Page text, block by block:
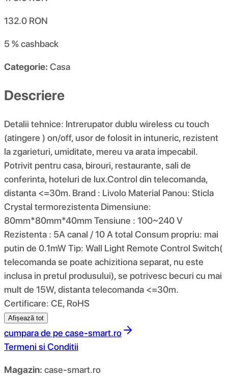
132.0 RON
5 %cashback
Categorie: Casa
Descriere
Detalii tehnice: Intrerupator dublu wireless cu touch
(atingere ) on/off, usor de folosit in intuneric, rezistent
la zgarieturi, umiditate, mereu va arata impecabil.
Potrivit pentru casa, birouri, restaurante, sali de
conferinta, hoteluri de lux.Control din telecomanda,
distanta <=30m. Brand : Livolo Material Panou: Sticla
Crystal termorezistenta Dimensiune:
80mm*80mm*40mm Tensiune : 100~240 V
Rezistenta : 5A canal / 10 A total Consum propriu: mai
putin de 0.1mW Tip: Wall Light Remote Control Switch(
telecomanda se poate achizitiona separat, nu este
inclusa in pretul produsului), se potrivesc becuri cu mai
mult de 15W, distanta telecomanda <=30m.
Certificare: CE, RoHS
Afișează tot
cumpara de pe case-smart.ro
Termeni si Conditii
Magazin: case-smart.ro